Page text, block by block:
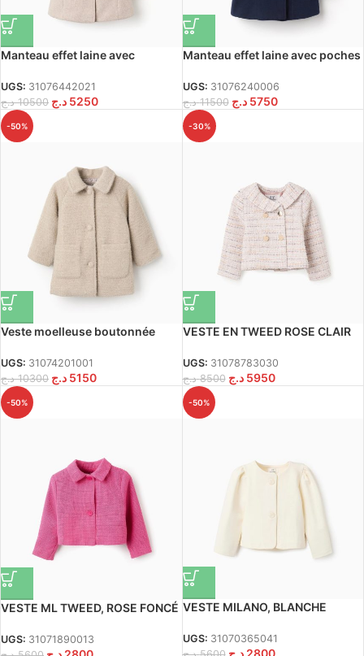
Manteau effet laine avec
beige
UGS: 31076442021
10500 د.ج 5250 د.ج
Manteau effet laine avec poches
UGS: 31076240006
11500 د.ج 5750 د.ج
-50%
Veste moelleuse boutonnée
UGS: 31074201001
10300 د.ج 5150 د.ج
-30%
VESTE EN TWEED ROSE CLAIR
UGS: 31078783030
8500 د.ج 5950 د.ج
-50%
VESTE MILANO, BLANCHE
UGS: 31070365041
-50%
VESTE ML TWEED, ROSE FONCÉ
UGS: 31071890013